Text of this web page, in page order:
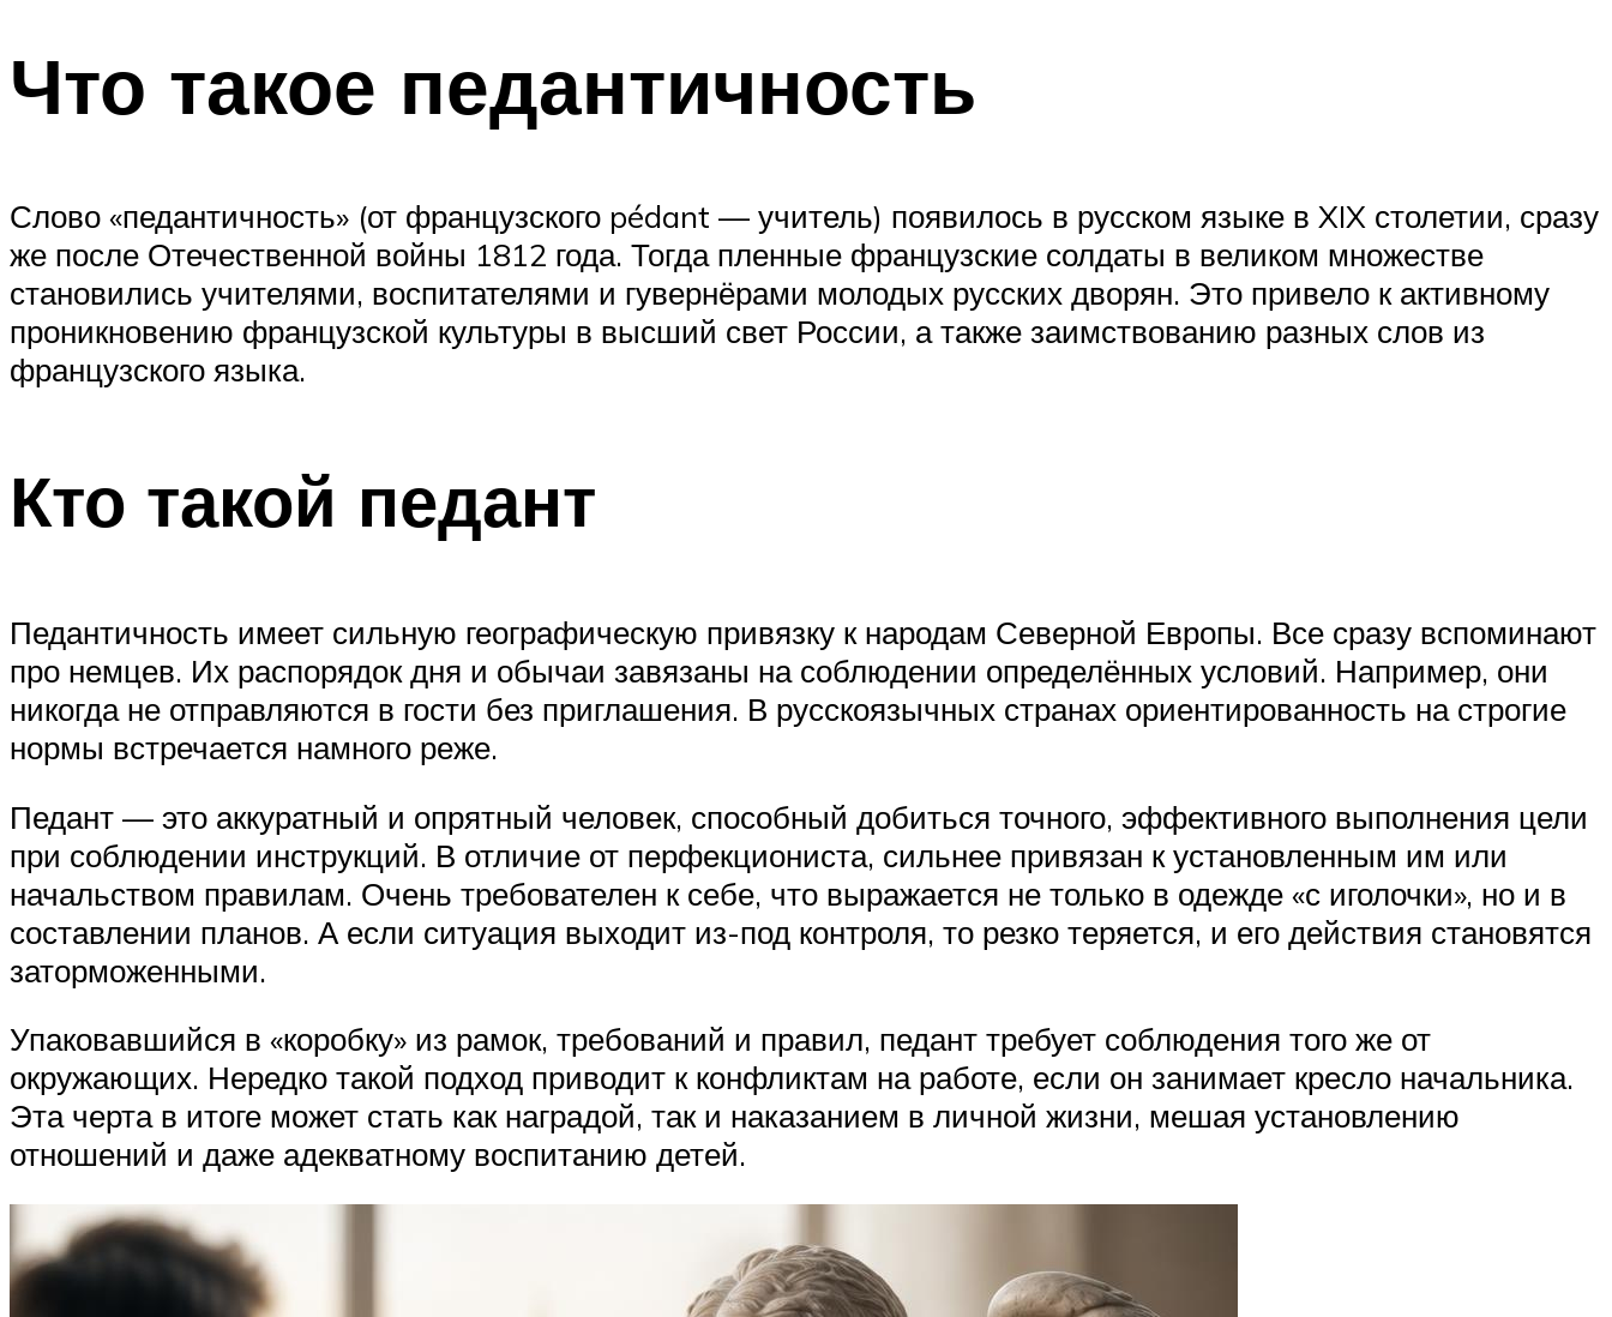
Что такое педантичность
Слово «педантичность» (от французского pédant — учитель) появилось в русском языке в XIX столетии, сразу
же после Отечественной войны 1812 года. Тогда пленные французские солдаты в великом множестве
становились учителями, воспитателями и гувернёрами молодых русских дворян. Это привело к активному
проникновению французской культуры в высший свет России, а также заимствованию разных слов из
французского языка.
Кто такой педант
Педантичность имеет сильную географическую привязку к народам Северной Европы. Все сразу вспоминают
про немцев. Их распорядок дня и обычаи завязаны на соблюдении определённых условий. Например, они
никогда не отправляются в гости без приглашения. В русскоязычных странах ориентированность на строгие
нормы встречается намного реже.
Педант — это аккуратный и опрятный человек, способный добиться точного, эффективного выполнения цели
при соблюдении инструкций. В отличие от перфекциониста, сильнее привязан к установленным им или
начальством правилам. Очень требователен к себе, что выражается не только в одежде «с иголочки», но и в
составлении планов. А если ситуация выходит из-под контроля, то резко теряется, и его действия становятся
заторможенными.
Упаковавшийся в «коробку» из рамок, требований и правил, педант требует соблюдения того же от
окружающих. Нередко такой подход приводит к конфликтам на работе, если он занимает кресло начальника.
Эта черта в итоге может стать как наградой, так и наказанием в личной жизни, мешая установлению
отношений и даже адекватному воспитанию детей.